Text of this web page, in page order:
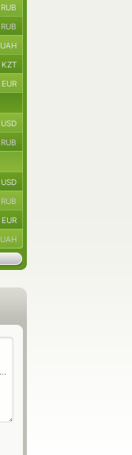
RUB
RUB
UAH
KZT
EUR
USD
RUB
USD
RUB
EUR
UAH